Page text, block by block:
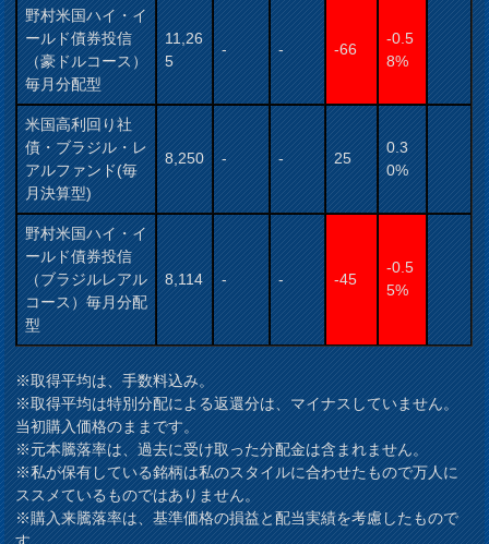
野村米国ハイ・イ
ールド債券投信
（豪ドルコース）
毎月分配型
11,26
5
- - -66
-0.5
8%
米国高利回り社
債・ブラジル・レ
アルファンド(毎
月決算型)
8,250 - - 25
0.3
0%
野村米国ハイ・イ
ールド債券投信
（ブラジルレアル
コース）毎月分配
型
8,114 - - -45
-0.5
5%
※取得平均は、手数料込み。
※取得平均は特別分配による返還分は、マイナスしていません。
当初購入価格のままです。
※元本騰落率は、過去に受け取った分配金は含まれません。
※私が保有している銘柄は私のスタイルに合わせたもので万人に
ススメているものではありません。
※購入来騰落率は、基準価格の損益と配当実績を考慮したもので
す。